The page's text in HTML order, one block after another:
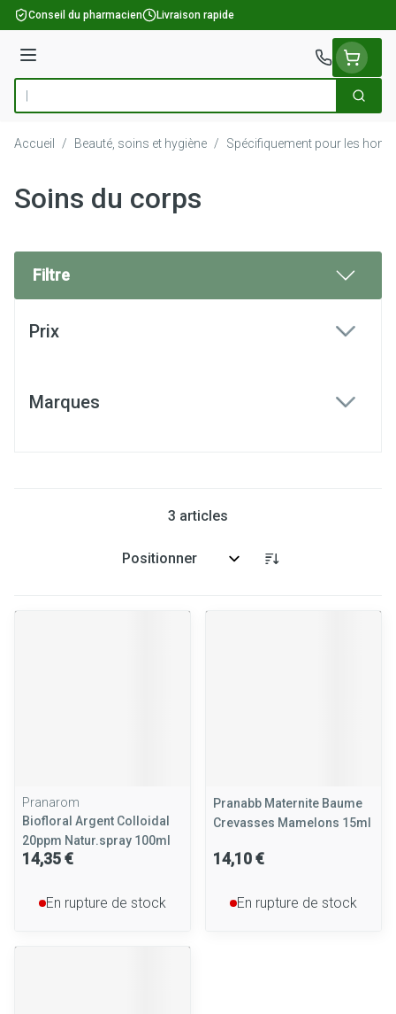
Aller au contenu
Conseil du pharmacien Livraison rapide
Menu
Rechercher
Accueil / Beauté, soins et hygiène / Spécifiquement pour les
Soins du corps
Filtre
Prix
Marques
3 articles
Trier par:
Pranarom
Biofloral Argent Colloidal
20ppm Natur.spray 100ml
14,35 €
En rupture de stock
Pranabb Maternite Baume
Crevasses Mamelons 15ml
14,10 €
En rupture de stock